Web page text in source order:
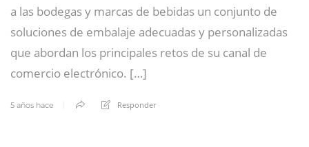
a las bodegas y marcas de bebidas un conjunto de
soluciones de embalaje adecuadas y personalizadas
que abordan los principales retos de su canal de
comercio electrónico. […]
5 años hace Responder